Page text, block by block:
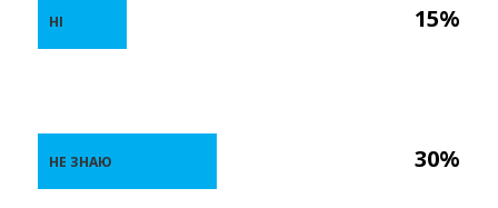
15%
30%
НІ
НЕ ЗНАЮ